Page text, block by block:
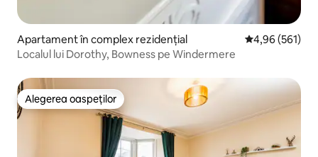
Apartament în complex rezidențial Scor mediu de
4,96 (561)
Localul lui Dorothy, Bowness pe Windermere
Alegerea oaspeților
Alegerea oaspeților